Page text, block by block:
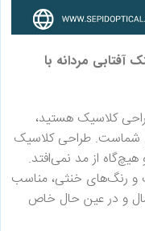
آفتابی مردانه با
کلاسیک هستید،
شماست. طراحی کلاسیک
از مد نمی‌افتد.
و رنگ‌های خنثی، مناسب
و در عین حال خاص